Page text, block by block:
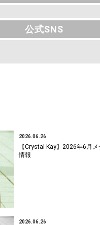
公式SNS
公式SNS
2026.06.26
【Crystal Kay】2026年6月
情報
2026.06.26